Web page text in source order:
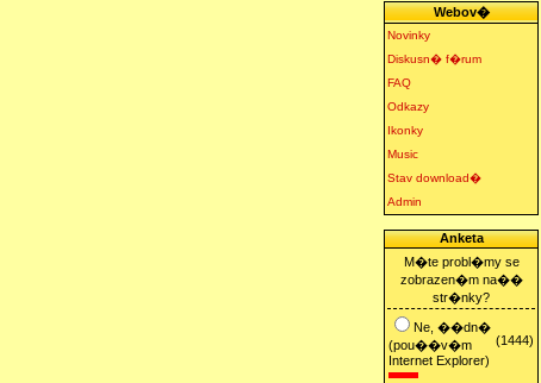
Webov�
Novinky
Diskusn� f�rum
FAQ
Odkazy
Ikonky
Music
Stav download�
Admin
Anketa
M�te probl�my se
zobrazen�m na��
str�nky?
Ne, ��dn�
(pou��v�m
Internet Explorer)
(1444)